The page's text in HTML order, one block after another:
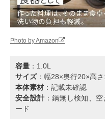
Photo by Amazon
容量 ：1.0L
サイズ：幅28×奥行20×高
本体素材 ：記載未確認
安全設計 ：鍋無し検知、
ード